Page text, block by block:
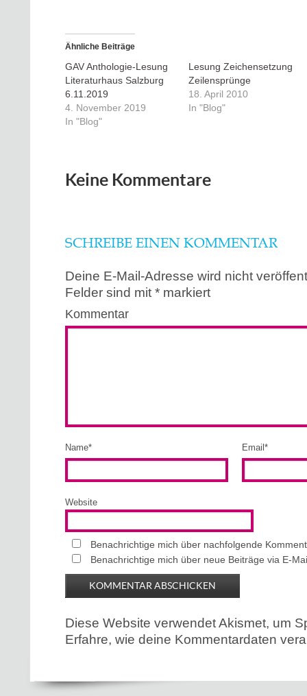
Ähnliche Beiträge
GAV Anthologie-Lesung
Literaturhaus Salzburg
6.11.2019
4. November 2019
In "Blog"
Lesung Zeichensetzung
Zeilensprünge
18. April 2010
In "Blog"
Keine Kommentare
SCHREIBE EINEN KOMMENTAR
Deine E-Mail-Adresse wird nicht
Felder sind mit * markiert
Kommentar
Name* Email *
Website
Benachrichtige mich über nachfolgende
Benachrichtige mich über neue Beiträge via E-
Diese Website verwendet Akismet, um
Erfahre, wie deine Kommentardaten